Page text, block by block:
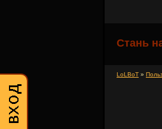
Стань
LoLBoT »